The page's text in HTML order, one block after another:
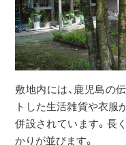
敷地内には、鹿児島の
トした生活雑貨や衣服
併設されています。長
かりが並びます。